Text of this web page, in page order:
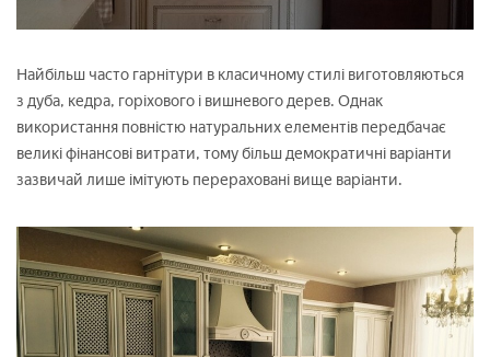
Найбільш часто гарнітури в класичному стилі виготовляються
з дуба, кедра, горіхового і вишневого дерев. Однак
використання повністю натуральних елементів передбачає
великі фінансові витрати, тому більш демократичні варіанти
зазвичай лише імітують перераховані вище варіанти.